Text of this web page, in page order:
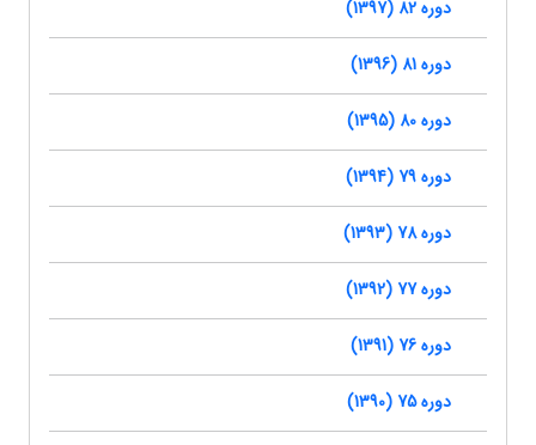
دوره 82 (1397)
دوره 81 (1396)
دوره 80 (1395)
دوره 79 (1394)
دوره 78 (1393)
دوره 77 (1392)
دوره 76 (1391)
دوره 75 (1390)